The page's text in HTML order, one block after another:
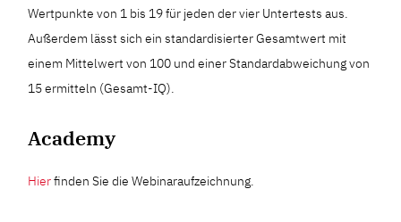
Wertpunkte von 1 bis 19 für jeden der vier Untertests aus.
Außerdem lässt sich ein standardisierter Gesamtwert mit
einem Mittelwert von 100 und einer Standardabweichung von
15 ermitteln (Gesamt-IQ).
Academy
Hierfinden Sie die Webinaraufzeichnung.